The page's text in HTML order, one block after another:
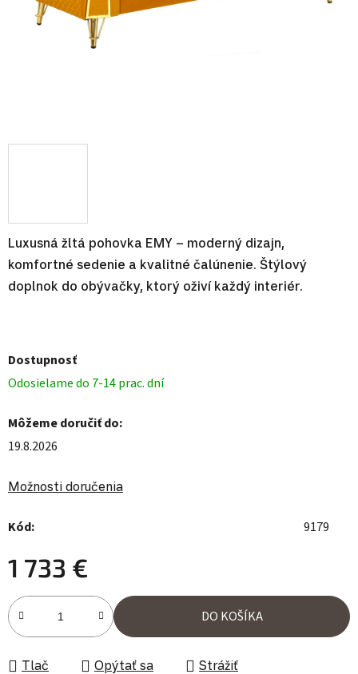
Luxusná žltá pohovka EMY – moderný dizajn,
komfortné sedenie a kvalitné čalúnenie. Štýlový
doplnok do obývačky, ktorý oživí každý interiér.
Dostupnosť
Odosielame do 7-14 prac. dní
Môžeme doručiť do:
19.8.2026
Možnosti doručenia
Kód: 9179
1 733 €
Jednotková cena:
DO KOŠÍKA
Tlač Opýtať sa
Strážiť